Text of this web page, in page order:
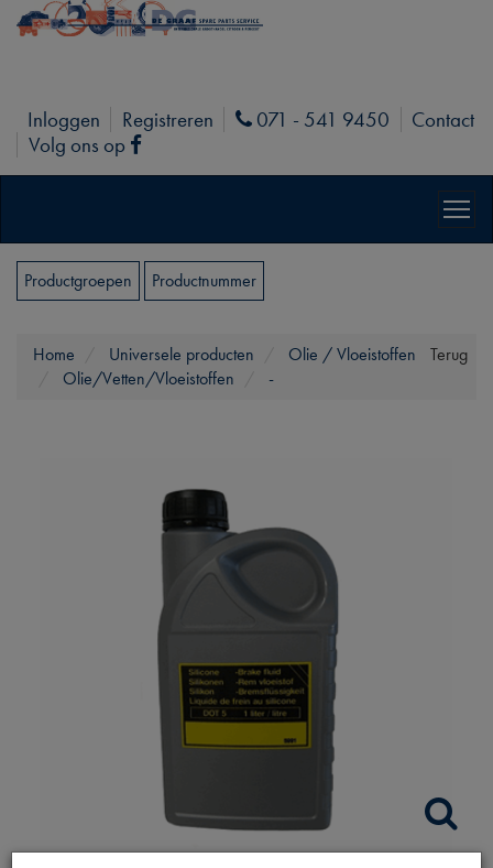
Inloggen Registreren Phone
071 - 541 9450
Contact
Volg ons op
Facebook
Productgroepen Productnummer
Terug
Home Universele producten
Olie / Vloeistoffen
Olie/Vetten/Vloeistoffen
-